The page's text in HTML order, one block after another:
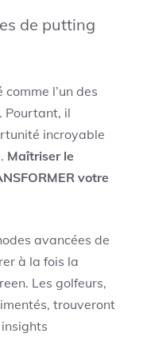
de putting
l’un des
Pourtant, il
incroyable
Maîtriser le
votre
avancées de
à la fois la
Les golfeurs,
trouveront